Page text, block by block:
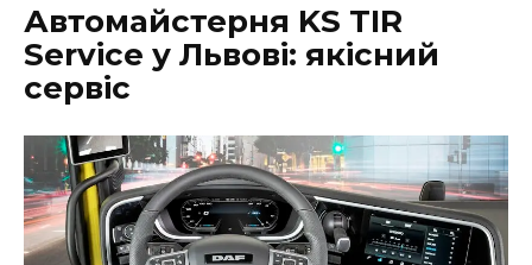
Автомайстерня KS TIR
Service у Львові: якісний
сервіс